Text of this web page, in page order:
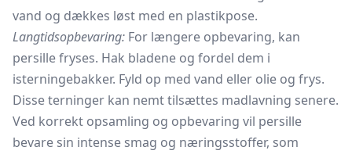
vand og dækkes løst med en plastikpose.
Langtidsopbevaring: For længere opbevaring, kan
persille fryses. Hak bladene og fordel dem i
isterningebakker. Fyld op med vand eller olie og frys.
Disse terninger kan nemt tilsættes madlavning senere.
Ved korrekt opsamling og opbevaring vil persille
bevare sin intense smag og næringsstoffer, som